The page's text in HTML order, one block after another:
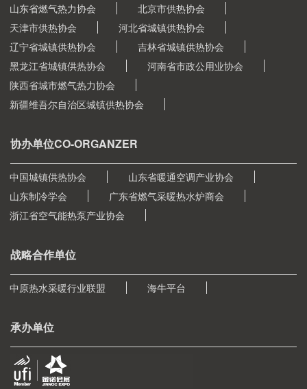
山东省燃气热力协会
北京市供热协会
天津市供热协会
河北省城镇供热协会
辽宁省城镇供热协会
吉林省城镇供热协会
黑龙江省城镇供热协会
河南省市政公用业协会
陕西省城市燃气热力协会
新疆维吾尔自治区城镇供热协会
协办单位CO-ORGANZER
中国城镇供热协会
山东省暖通空调产业协会
山东制冷学会
广东省燃气采暖热水炉商会
浙江省空气能热泵产业协会
战略合作单位
中原热水采暖行业联盟 海牛平台
承办单位